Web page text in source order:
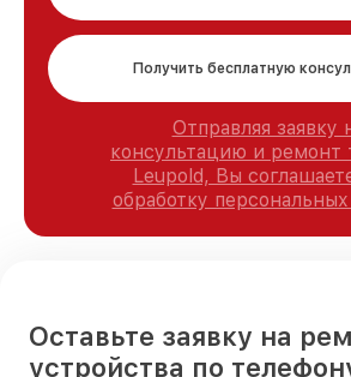
Получить бесплатную
Отправляя заявку
консультацию и ремонт
Leupold, Вы
обработку
Оставьте заявку на
устройства по